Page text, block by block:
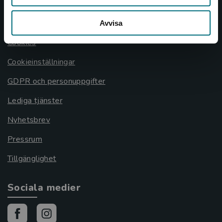
Avvisa
Cookies
Cookieinställningar
GDPR och personuppgifter
Lediga tjänster
Nyhetsbrev
Pressrum
Tillgänglighet
Sociala medier